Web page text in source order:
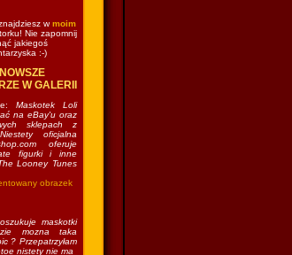
wmoim
Nie zapomnij
jakiegoś
:-)
W GALERII
Maskotek Loli
na eBay'u oraz
sklepach z
oficjalna
oferuje
figurki i inne
Looney Tunes
obrazek
maskotki
mozna taka
? Przepatrzyłam
nistety nie ma